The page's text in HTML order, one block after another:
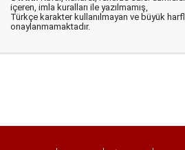
içeren, imla kuralları ile yazılmamış,
Türkçe karakter kullanılmayan ve büyük
onaylanmamaktadır.